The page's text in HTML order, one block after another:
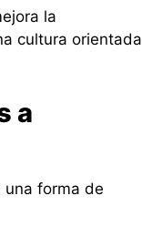
la
cultura orientada
a
una forma de